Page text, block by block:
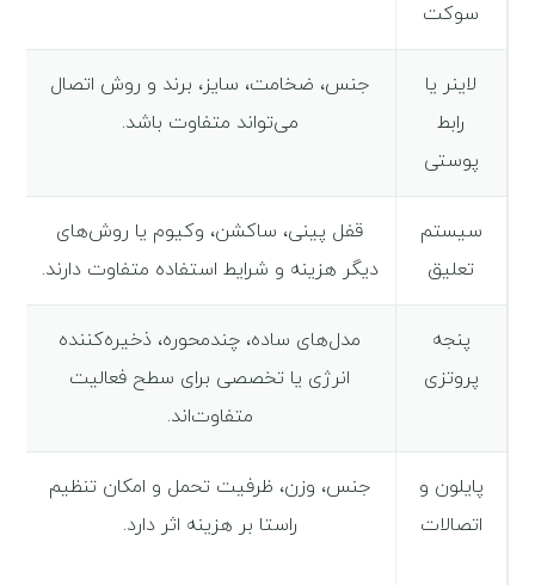
سوکت
لاینر یا
رابط
پوستی
جنس، ضخامت، سایز، برند و روش اتصال
می‌تواند متفاوت باشد.
سیستم
تعلیق
قفل پینی، ساکشن، وکیوم یا روش‌های
دیگر هزینه و شرایط استفاده متفاوت دارند.
پنجه
پروتزی
مدل‌های ساده، چندمحوره، ذخیره‌کننده
انرژی یا تخصصی برای سطح فعالیت
متفاوت‌اند.
پایلون و
اتصالات
جنس، وزن، ظرفیت تحمل و امکان تنظیم
راستا بر هزینه اثر دارد.